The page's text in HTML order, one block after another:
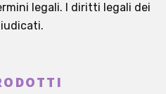
legali. I diritti legali dei